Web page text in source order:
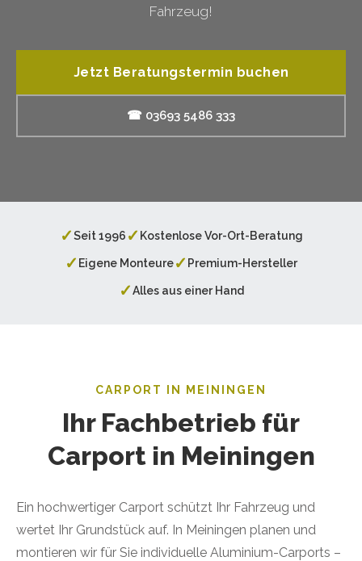
Fahrzeug!
Jetzt Beratungstermin buchen
☎ 03693 5486 333
✓Seit 1996 ✓ Kostenlose Vor-Ort-Beratung
✓ Eigene Monteure✓ Premium-Hersteller
✓Alles aus einer Hand
CARPORT IN MEININGEN
Ihr Fachbetrieb für
Carport in Meiningen
Ein hochwertiger Carport schützt Ihr Fahrzeug und
wertet Ihr Grundstück auf. In Meiningen planen und
montieren wir für Sie individuelle Aluminium-Carports –